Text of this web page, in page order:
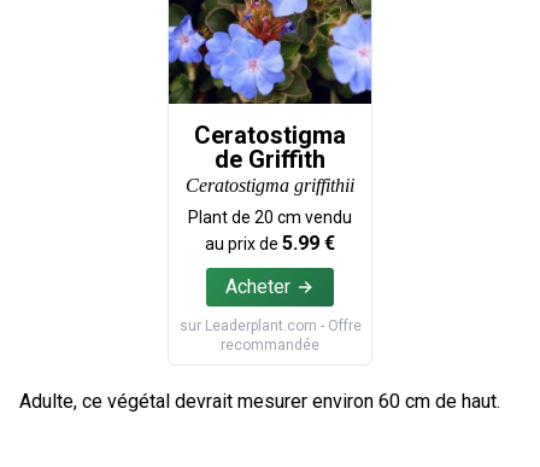
Ceratostigma
de Griffith
Ceratostigma griffithii
Plant de 20 cm vendu
au prix de 5.99 €
Acheter
sur Leaderplant.com - Offre
recommandée
Adulte, ce végétal devrait mesurer environ 60 cm de haut.